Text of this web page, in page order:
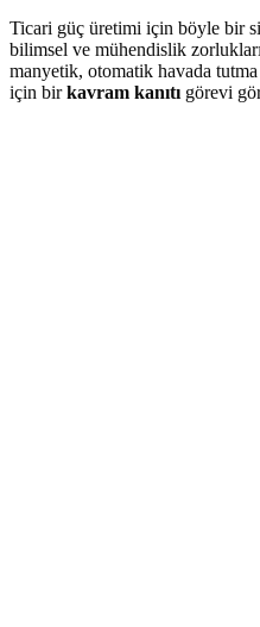
Ticari güç üretimi için böyle bir
bilimsel ve mühendislik
manyetik, otomatik havada
için birkavram kanıtıgörevi